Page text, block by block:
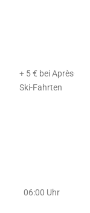
+ 5 € bei Après-
Ski-Fahrten
06:00 Uhr